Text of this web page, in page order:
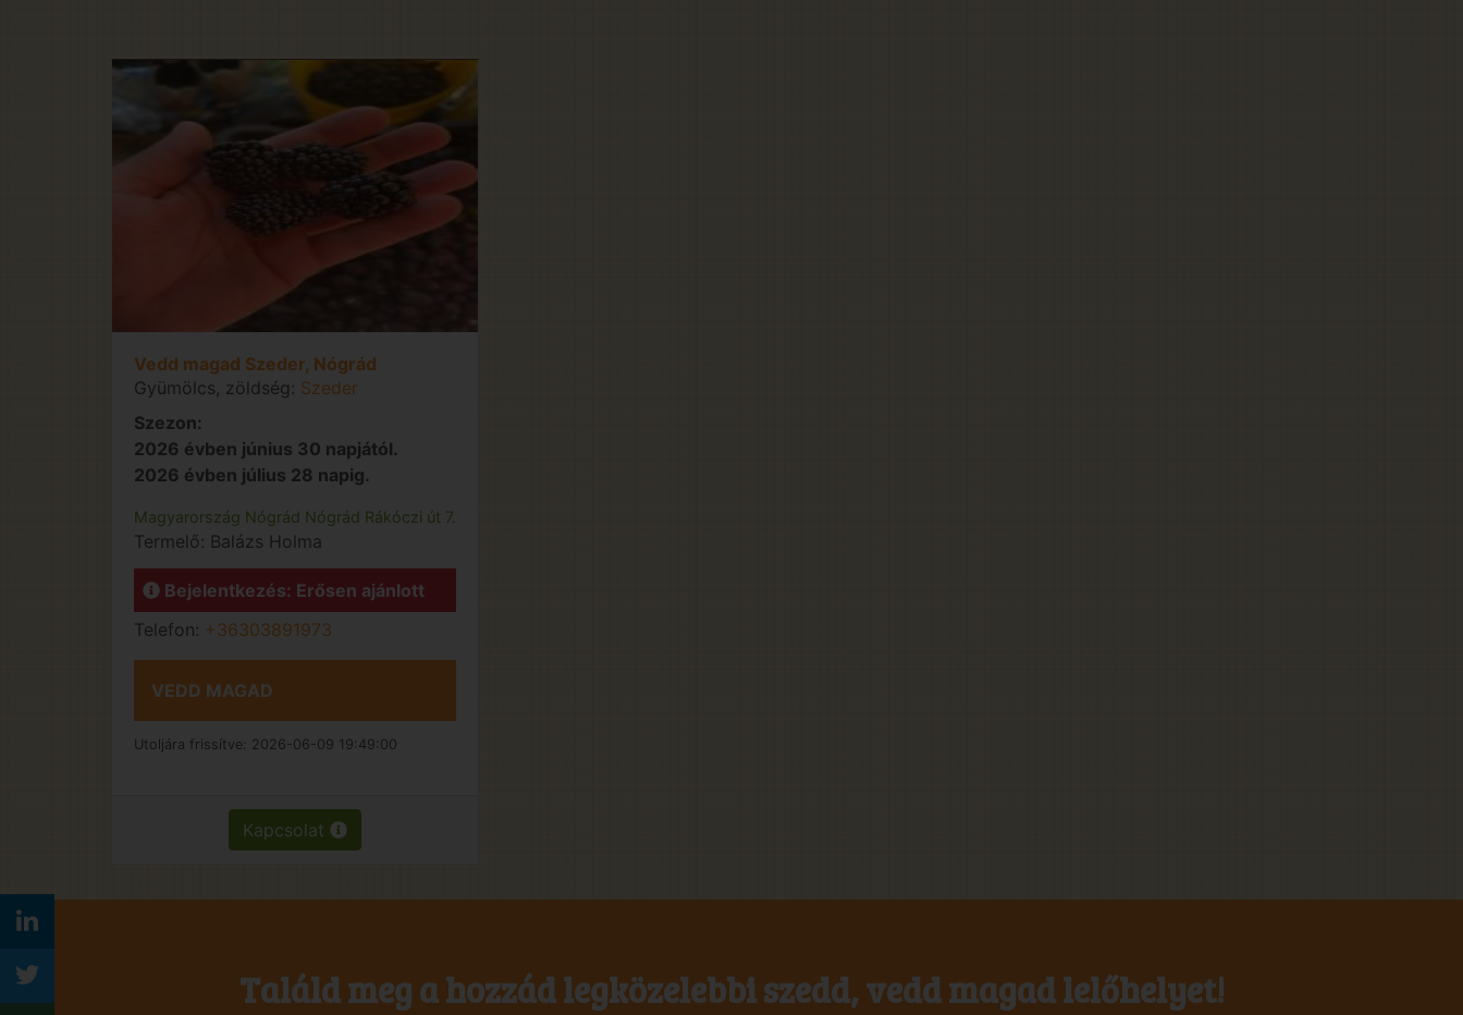
Vedd magad Szeder, Nógrád
Gyümölcs, zöldség: Szeder
Szezon:
2026 évben június 30 napjától.
2026 évben július 28 napig.
Magyarország Nógrád Nógrád Rákóczi út 7.
Termelő: Balázs Holma
Bejelentkezés: Erősen ajánlott
Telefon: +36303891973
VEDD MAGAD
Utoljára frissítve: 2026-06-09 19:49:00
Kapcsolat
Találd meg a hozzád legközelebbi szedd, vedd magad lelőhelyet!